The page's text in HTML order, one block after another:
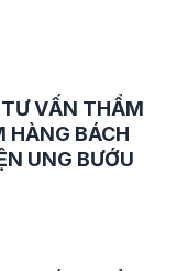
TƯ VẤN THẨM
HÀNG BÁCH
UNG BƯỚU